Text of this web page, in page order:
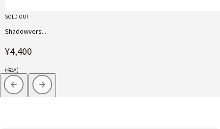
SOLD OUT
Shadowvers...
¥4,400
(税込)